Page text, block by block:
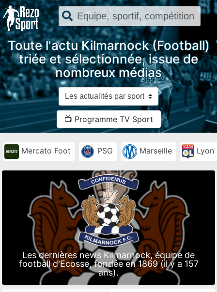
Toute l'actu Kilmarnock (Football)
triée et sélectionnée, issue de
nombreux médias
📺 Programme TV Sport
Mercato Foot PSG Marseille Lyon
Les dernières news Kilmarnock, équipe de
football d'Ecosse, fondée en 1869 (il y a 157
ans).